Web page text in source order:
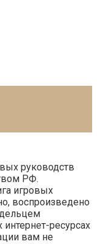
руководств
РФ.
игровых
воспроизведено
ресурсах
вам не